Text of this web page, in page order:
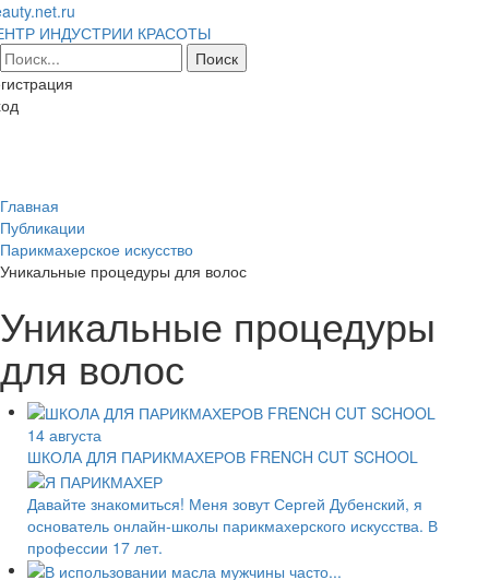
ИНДУСТРИИ КРАСОТЫ
Главная
Публикации
Парикмахерское искусство
Уникальные процедуры для волос
Уникальные процедуры
для волос
14 августа
ШКОЛА ДЛЯ ПАРИКМАХЕРОВ FRENCH CUT SCHOOL
Давайте знакомиться! Меня зовут Сергей Дубенский, я
основатель онлайн-школы парикмахерского искусства. В
профессии 17 лет.